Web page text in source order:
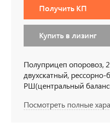
Получить КП
Купить в лизинг
Полуприцеп опоровоз,
двухскатный, рессорно-
РШ(центральный
разложенном
Посмотреть полные